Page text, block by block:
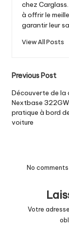
chez
à offrir le
garantir leur
View All Posts
Post
Previous Post
Découverte de la
Nextbase
pratique à bord
voiture
No
Votre